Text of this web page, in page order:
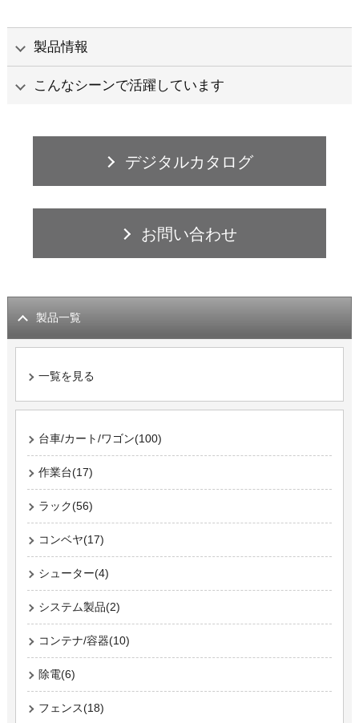
製品情報
こんなシーンで活躍しています
デジタルカタログ
お問い合わせ
製品一覧
一覧を見る
台車/カート/ワゴン(100)
作業台(17)
ラック(56)
コンベヤ(17)
シューター(4)
システム製品(2)
コンテナ/容器(10)
除電(6)
フェンス(18)